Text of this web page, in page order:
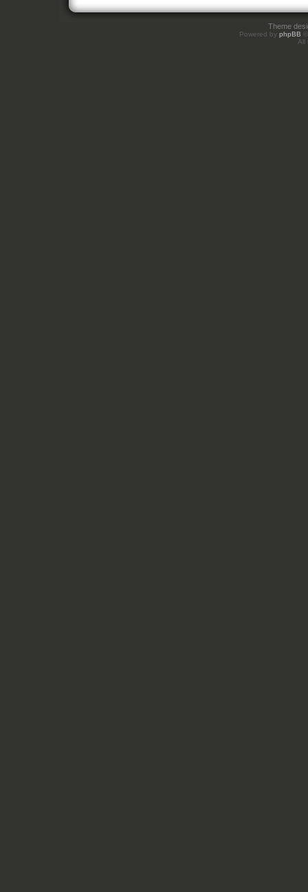
Theme
Powered by phpBB
All